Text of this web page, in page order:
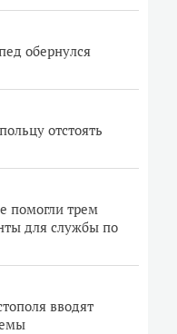
обернулся
отстоять
помогли трем
для службы по
вводят